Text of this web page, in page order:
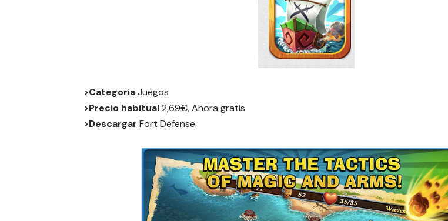
>CategoriaJuegos
>Precio habitual2,69€, Ahora gratis
>Descargar Fort Defense